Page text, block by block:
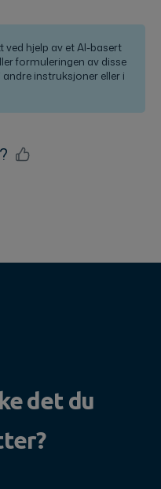
ved hjelp av et AI-basert
formuleringen av disse
instruksjoner eller i
det du